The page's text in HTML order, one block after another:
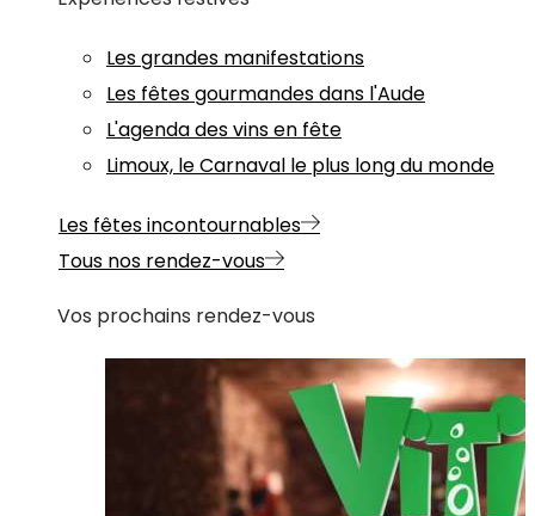
Les grandes manifestations
Les fêtes gourmandes dans l'Aude
L'agenda des vins en fête
Limoux, le Carnaval le plus long du monde
Les fêtes incontournables
Tous nos rendez-vous
Vos prochains rendez-vous